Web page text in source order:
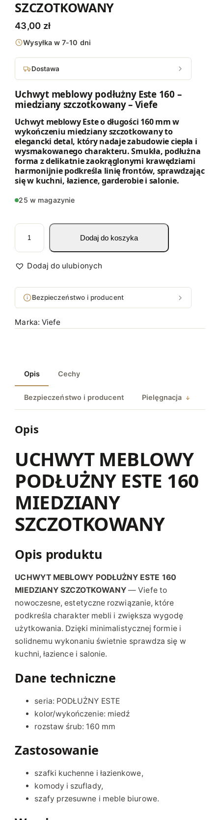
SZCZOTKOWANY
43,00 zł
Wysyłka w 7-10 dni
Dostawa
Uchwyt meblowy podłużny Este 160 –
miedziany szczotkowany – Viefe
Uchwyt meblowy Este o długości 160 mm w
wykończeniu miedziany szczotkowany to
elegancki detal, który nadaje zabudowie ciepła i
wysmakowanego charakteru. Smukła, podłużna
forma z delikatnie zaokrąglonymi krawędziami
harmonijnie podkreśla linię frontów, sprawdzając
się w kuchni, łazience, garderobie i salonie.
25 w magazynie
i
o
ś
U
W
B
O
W
O
D
Ł
U
Ż
N
E
S
T
E
0
M
I
E
Z
S
Z
K
Dodaj do koszyka
Dodaj do ulubionych
Bezpieczeństwo i producent
Marka: Viefe
Opis Cechy
Bezpieczeństwo i producent Pielęgnacja
Opis
UCHWYT MEBLOWY
PODŁUŻNY ESTE 160
MIEDZIANY
SZCZOTKOWANY
Opis produktu
UCHWYT MEBLOWY PODŁUŻNY ESTE 160
MIEDZIANY SZCZOTKOWANY — Viefe to
nowoczesne, estetyczne rozwiązanie, które
podkreśla charakter mebli i zwiększa wygodę
użytkowania. Dzięki minimalistycznej formie i
solidnemu wykonaniu świetnie sprawdza się w
kuchni, łazience i salonie.
Dane techniczne
seria: PODŁUŻNY ESTE
kolor/wykończenie: miedź
rozstaw śrub: 160 mm
Zastosowanie
szafki kuchenne i łazienkowe,
komody i szuflady,
szafy przesuwne i meble biurowe.